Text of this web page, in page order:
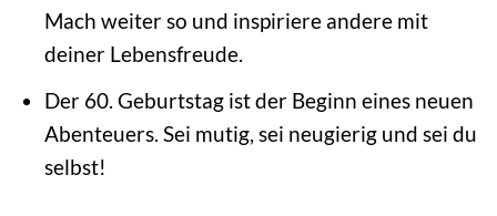
Mach weiter so und inspiriere andere mit
deiner Lebensfreude.
Der 60. Geburtstag ist der Beginn eines neuen
Abenteuers. Sei mutig, sei neugierig und sei du
selbst!